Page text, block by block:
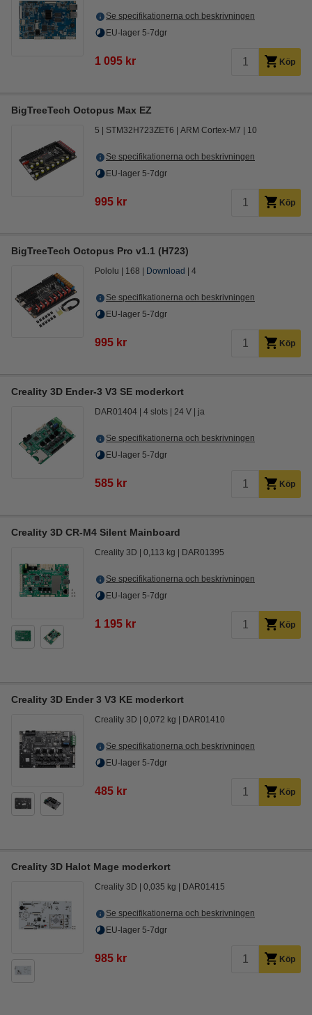
Se specifikationerna och beskrivningen
EU-lager 5-7dgr
1 095 kr Köp
BigTreeTech Octopus Max EZ
5 STM32H723ZET6 ARM Cortex-M7 10
Se specifikationerna och beskrivningen
EU-lager 5-7dgr
995 kr Köp
BigTreeTech Octopus Pro v1.1 (H723)
Pololu 168 Download 4
Se specifikationerna och beskrivningen
EU-lager 5-7dgr
995 kr Köp
Creality 3D Ender-3 V3 SE moderkort
DAR01404 4 slots 24 V ja
Se specifikationerna och beskrivningen
EU-lager 5-7dgr
585 kr Köp
Creality 3D CR-M4 Silent Mainboard
Creality 3D 0,113 kg DAR01395
Se specifikationerna och beskrivningen
EU-lager 5-7dgr
1 195 kr Köp
Creality 3D Ender 3 V3 KE moderkort
Creality 3D 0,072 kg DAR01410
Se specifikationerna och beskrivningen
EU-lager 5-7dgr
485 kr Köp
Creality 3D Halot Mage moderkort
Creality 3D 0,035 kg DAR01415
Se specifikationerna och beskrivningen
EU-lager 5-7dgr
985 kr Köp